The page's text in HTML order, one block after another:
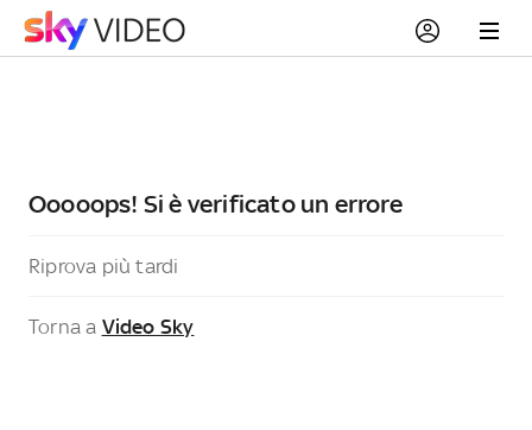
Ooooops! Si è verificato un errore
Riprova più tardi
Torna a Video Sky